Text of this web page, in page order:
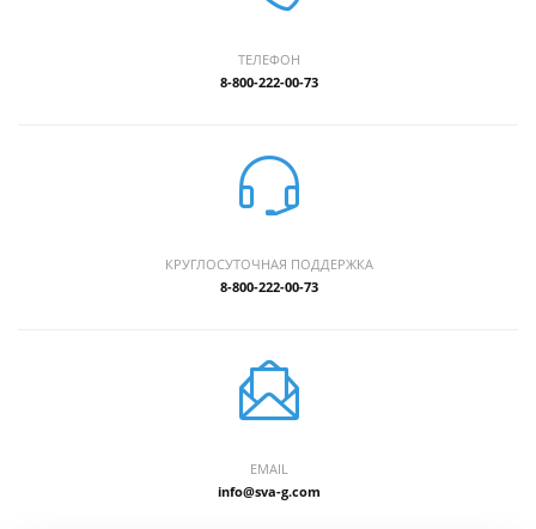
ТЕЛЕФОН
8-800-222-00-73
КРУГЛОСУТОЧНАЯ ПОДДЕРЖКА
8-800-222-00-73
EMAIL
info@sva-g.com